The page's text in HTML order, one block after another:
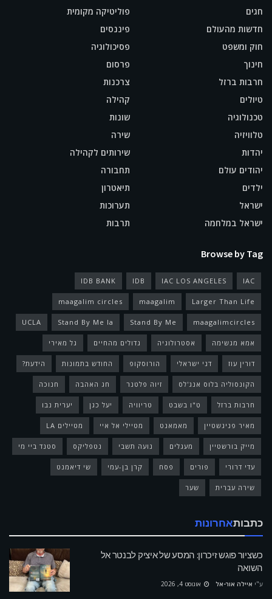
חגים
חדשות מהעולם
חוק ומשפט
חינוך
חרבות ברזל
טיולים
טכנולוגיה
טלוויזיה
יהדות
יהודים עולם
ילדים
ישראל
ישראל במלחמה
פוליטיקה מקומית
פיננסים
פסיכולוגיה
פרסום
צרכנות
קהילה
שונות
שירה
שירותים לקהילה
תחבורה
תיאטרון
תערוכות
תרבות
Browse by Tag
IAC
IAC LOS ANGELES
IDB
IDB BANK
Larger Than Life
maagalim
maagalim circles
maagalimcircles
Stand By Me
Stand By Me la
UCLA
אמא מגשימה אסטרולוגיה גדולים מהחיים גל מאירי
דורין עוז דני ישראלי הורוסקופ החודש בתמונות הידעת?
הקונסוליה בלוס אנג'לס זיוה פלטנר חג האהבה חנוכה
חרבות ברזל ט"ו בשבט טריוויה יעל כגן יערית נבו
מאיר פניגשטיין מאמאנט מטיילי אל איי מטיילים LA
מייק בורשטיין מעגלים נועה תשבי נטפליקס סטנד ביי מי
עדי דרורי פורים פסח קרן בן-עמי שי דיאמנט
שירה עברית שער
כתבותאחרונות
כשציור פוגש זיכרון: המסע של איציק לבנטר אל
השואה
ע"י איילה אור-אל אוגוסט 4, 2026